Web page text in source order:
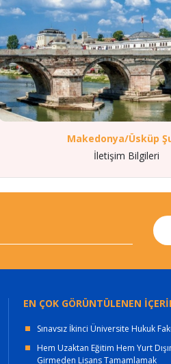
Makedonya/Üsküp
İletişim Bilgileri
EN ÇOK GÖRÜNTÜLENEN
Sınavsız İkinci Üniversite Hukuk
Hem Uzaktan Eğitim Hem Yurt
Girmeden Lisans Tamamlamak